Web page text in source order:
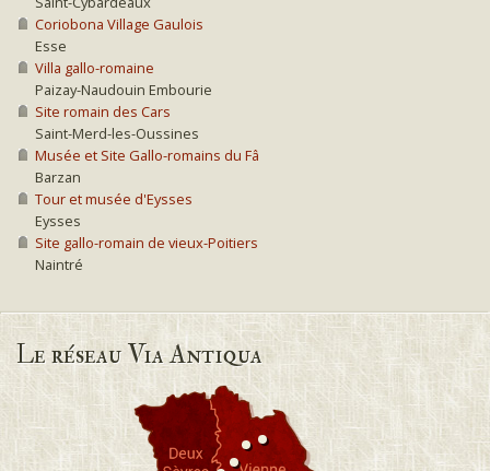
Coriobona Village Gaulois
Esse
Villa gallo-romaine
Paizay-Naudouin Embourie
Site romain des Cars
Saint-Merd-les-Oussines
Musée et Site Gallo-romains du Fâ
Barzan
Tour et musée d'Eysses
Eysses
Site gallo-romain de vieux-Poitiers
Naintré
Le réseau Via Antiqua